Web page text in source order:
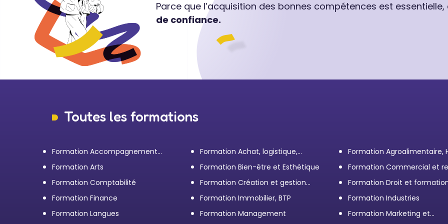
Parce que l’acquisition des bonnes compétences est essentielle,
de confiance.
Toutes les formations
Formation Accompagnement
personnel et Bilan de
compétences
Formation Achat, logistique,
transport
Formation Agroalimentaire,
Formation Arts
Formation Bien-être et Esthétique
Formation Commercial et
client
Formation Comptabilité
Formation Création et gestion
d'entreprise
Formation Droit et
Élus
Formation Finance Formation Immobilier, BTP
Formation Industries
Formation Langues
Formation Management
Formation Marketing et